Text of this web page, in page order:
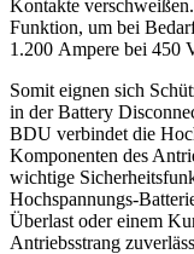
Kontakte
Funktion, um bei
1.200 Ampere bei 450
Somit eignen sich
in der Battery
BDU verbindet die
Komponenten des
wichtige
Hochspannungs-
Überlast oder einem
Antriebsstrang